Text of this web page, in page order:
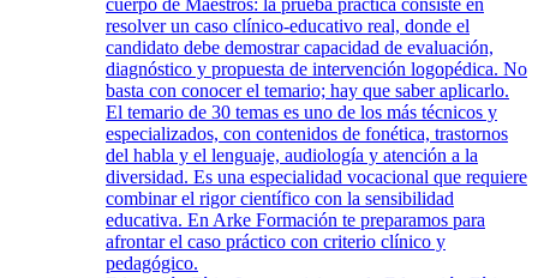
cuerpo de Maestros: la prueba práctica consiste en
resolver un caso clínico-educativo real, donde el
candidato debe demostrar capacidad de evaluación,
diagnóstico y propuesta de intervención logopédica. No
basta con conocer el temario; hay que saber aplicarlo.
El temario de 30 temas es uno de los más técnicos y
especializados, con contenidos de fonética, trastornos
del habla y el lenguaje, audiología y atención a la
diversidad. Es una especialidad vocacional que requiere
combinar el rigor científico con la sensibilidad
educativa. En Arke Formación te preparamos para
afrontar el caso práctico con criterio clínico y
pedagógico.